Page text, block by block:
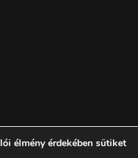
jog fenntartva.
élmény érdekében sütiket